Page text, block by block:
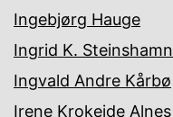
Ingebjørg Hauge
Ingrid K. Steinshamn
Ingvald Andre Kårbø
Irene Krokeide Alnes